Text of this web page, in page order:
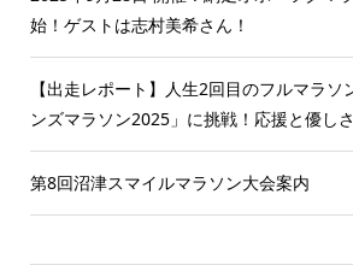
始！ゲストは志村美希さん！
【出走レポート】人生2回目のフルマラソ
ンズマラソン2025」に挑戦！応援と優し
第8回沼津スマイルマラソン大会案内